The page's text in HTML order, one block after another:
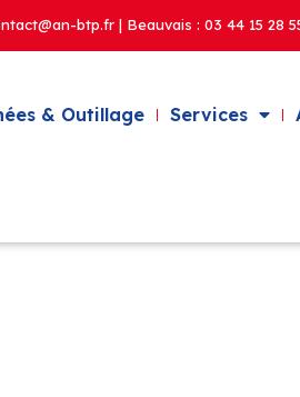
btp.fr | Beauvais : 03 44 15 28
& Outillage Services